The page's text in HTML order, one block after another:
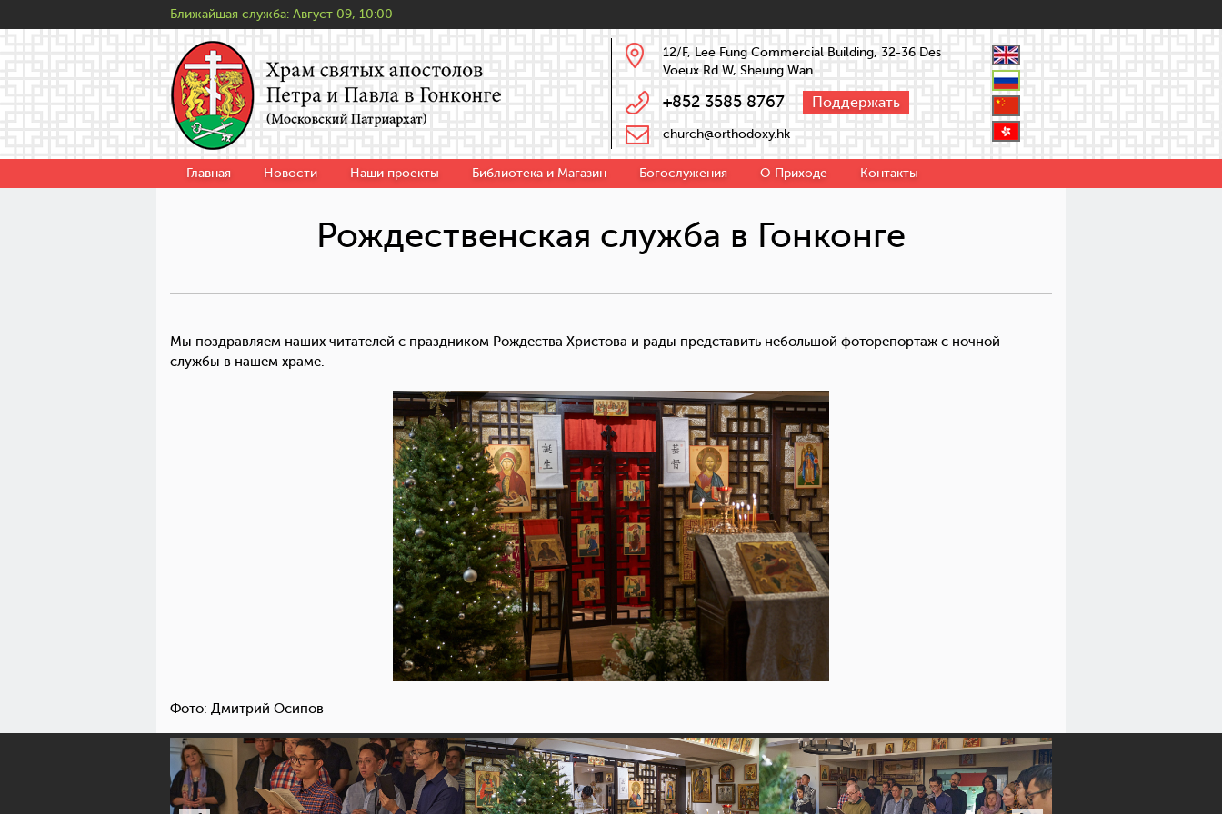
Ближайшая служба: Август 09, 10:00
12/F, Lee Fung Commercial Building, 32-36 Des
Voeux Rd W, Sheung Wan
+852 3585 8767 Поддержать
church@orthodoxy.hk
Главная Новости Наши проекты Библиотека и Магазин Богослужения О Приходе Контакты
Рождественская служба в Гонконге
Мы поздравляем наших читателей с праздником Рождества Христова и рады представить небольшой фоторепортаж с ночной
службы в нашем храме.
Фото: Дмитрий Осипов